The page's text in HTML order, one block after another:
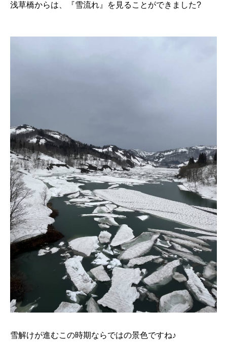
浅草橋からは、『雪流れ』を見ることができました?
雪解けが進むこの時期ならではの景色ですね♪